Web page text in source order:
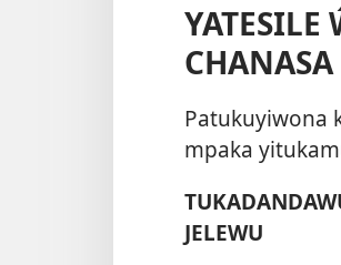
Patukuyiwona
mpaka
JELEWU